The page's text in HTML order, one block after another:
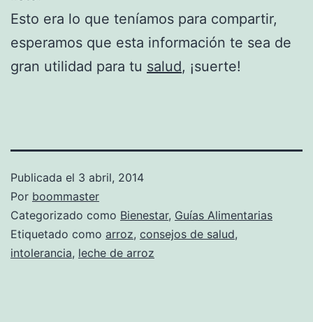
Esto era lo que teníamos para compartir,
esperamos que esta información te sea de
gran utilidad para tu salud, ¡suerte!
Publicada el 3 abril, 2014
Por boommaster
Categorizado como Bienestar, Guías Alimentarias
Etiquetado como arroz, consejos de salud,
intolerancia, leche de arroz